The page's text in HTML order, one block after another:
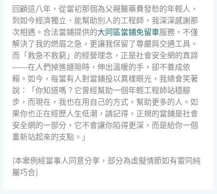
回顧這八年，從當初那個為父親醫藥費發愁的年輕人，
到如今經濟獨立、能幫助別人的工程師，我深深感謝那
次相遇。合法當鋪提供的大同區當鋪免留車服務，不僅
解決了我的燃眉之急，更讓我保留了尊嚴與交通工具。
而「救急不救窮」的經營理念，正是社會安全網的真諦
——在人們掉進縫隙時，伸出溫暖的手，卻不養成依
賴。如今，每當有人對當鋪投以異樣眼光，我總會笑著
說：「你知道嗎？它曾經幫助一個年輕工程師站穩腳
步，而現在，我也在用自己的方式，幫助更多的人。如
果你也正在經歷人生低潮，請記得，正規的當鋪是社會
安全網的一部分，它不會讓你陷得更深，而是給你一個
重新站起來的支點。」
(本案例經當事人同意分享，部分為虛擬情節如有雷同純
屬巧合)